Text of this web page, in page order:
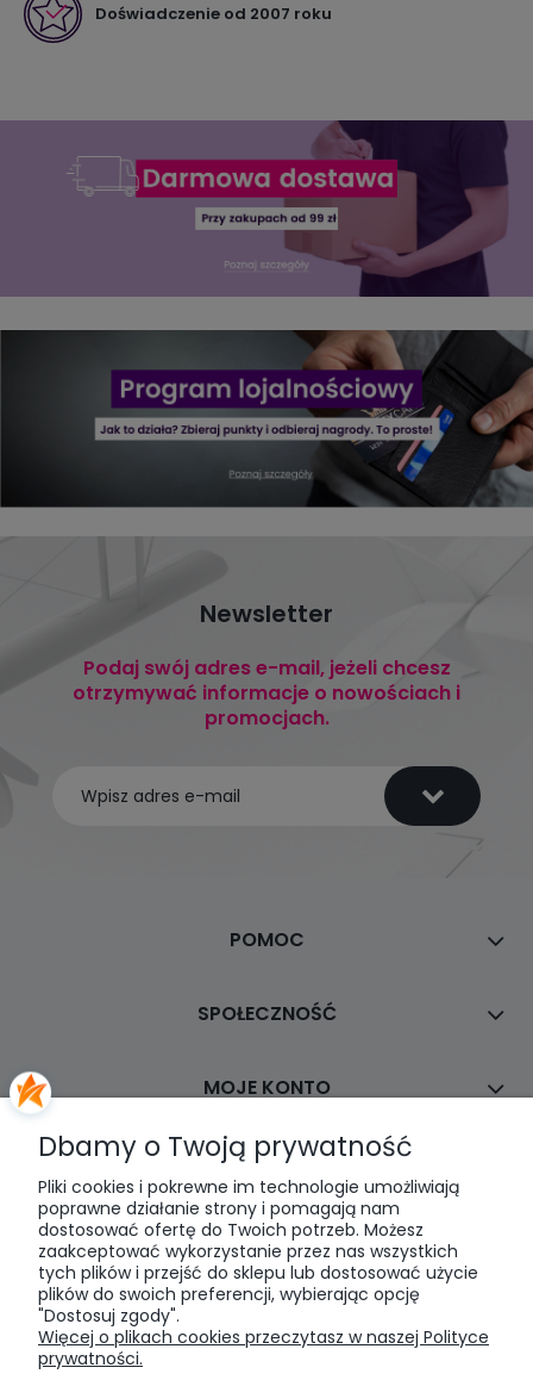
Doświadczenie od 2007 roku
Newsletter
Podaj swój adres e-mail, jeżeli chcesz
otrzymywać informacje o nowościach i
promocjach.
POMOC
SPOŁECZNOŚĆ
MOJE KONTO
PŁATNOŚCI I DOSTAWA
INFORMACJE
O NAS
Dbamy o Twoją prywatność
Pliki cookies i pokrewne im technologie umożliwiają
poprawne działanie strony i pomagają nam
dostosować ofertę do Twoich potrzeb. Możesz
zaakceptować wykorzystanie przez nas wszystkich
tych plików i przejść do sklepu lub dostosować użycie
plików do swoich preferencji, wybierając opcję
"Dostosuj zgody".
Więcej o plikach cookies przeczytasz w naszej Polityce
prywatności.